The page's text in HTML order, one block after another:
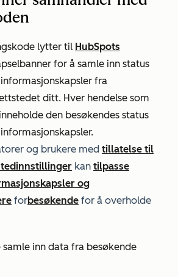
lytter til HubSpots
for å samle inn status
fra
ditt. Hver hendelse som
den besøkendes status
og brukere med tillatelse til
kan tilpasse
og
forbesøkende for å overholde
inn data fra besøkende